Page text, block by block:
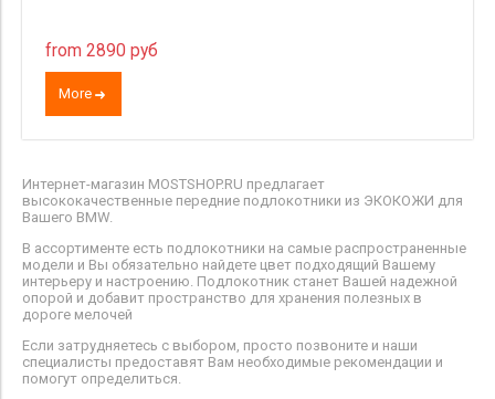
from 2890 руб
More
Интернет-магазин MOSTSHOP.RU предлагает
высококачественные передние подлокотники из ЭКОКОЖИ для
Вашего BMW.
В ассортименте есть подлокотники на самые распространенные
модели и Вы обязательно найдете цвет подходящий Вашему
интерьеру и настроению. Подлокотник станет Вашей надежной
опорой и добавит пространство для хранения полезных в
дороге мелочей
Если затрудняетесь с выбором, просто позвоните и наши
специалисты предоставят Вам необходимые рекомендации и
помогут определиться.